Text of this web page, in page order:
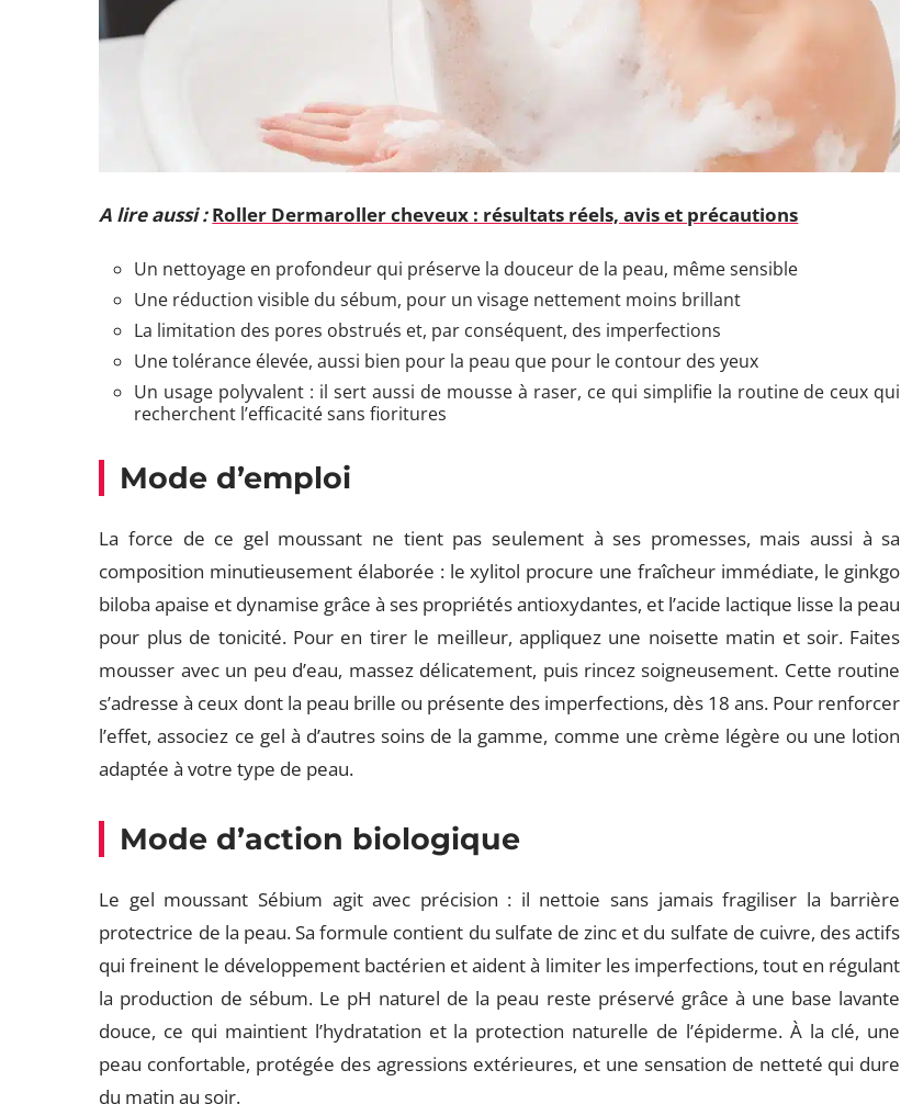
A lire aussi : Roller Dermaroller cheveux : résultats réels, avis et précautions
Un nettoyage en profondeur qui préserve la douceur de la peau, même sensible
Une réduction visible du sébum, pour un visage nettement moins brillant
La limitation des pores obstrués et, par conséquent, des imperfections
Une tolérance élevée, aussi bien pour la peau que pour le contour des yeux
Un usage polyvalent : il sert aussi de mousse à raser, ce qui simplifie la routine de ceux qui
recherchent l’efficacité sans fioritures
Mode d’emploi
La force de ce gel moussant ne tient pas seulement à ses promesses, mais aussi à sa
composition minutieusement élaborée : le xylitol procure une fraîcheur immédiate, le ginkgo
biloba apaise et dynamise grâce à ses propriétés antioxydantes, et l’acide lactique lisse la peau
pour plus de tonicité. Pour en tirer le meilleur, appliquez une noisette matin et soir. Faites
mousser avec un peu d’eau, massez délicatement, puis rincez soigneusement. Cette routine
s’adresse à ceux dont la peau brille ou présente des imperfections, dès 18 ans. Pour renforcer
l’effet, associez ce gel à d’autres soins de la gamme, comme une crème légère ou une lotion
adaptée à votre type de peau.
Mode d’action biologique
Le gel moussant Sébium agit avec précision : il nettoie sans jamais fragiliser la barrière
protectrice de la peau. Sa formule contient du sulfate de zinc et du sulfate de cuivre, des actifs
qui freinent le développement bactérien et aident à limiter les imperfections, tout en régulant
la production de sébum. Le pH naturel de la peau reste préservé grâce à une base lavante
douce, ce qui maintient l’hydratation et la protection naturelle de l’épiderme. À la clé, une
peau confortable, protégée des agressions extérieures, et une sensation de netteté qui dure
du matin au soir.